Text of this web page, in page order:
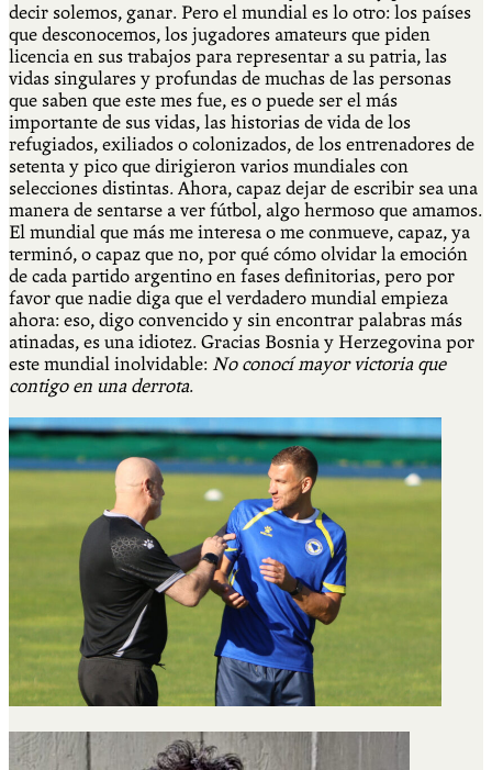
decir solemos, ganar. Pero el mundial es lo otro: los países
que desconocemos, los jugadores amateurs que piden
licencia en sus trabajos para representar a su patria, las
vidas singulares y profundas de muchas de las personas
que saben que este mes fue, es o puede ser el más
importante de sus vidas, las historias de vida de los
refugiados, exiliados o colonizados, de los entrenadores de
setenta y pico que dirigieron varios mundiales con
selecciones distintas. Ahora, capaz dejar de escribir sea una
manera de sentarse a ver fútbol, algo hermoso que amamos.
El mundial que más me interesa o me conmueve, capaz, ya
terminó, o capaz que no, por qué cómo olvidar la emoción
de cada partido argentino en fases definitorias, pero por
favor que nadie diga que el verdadero mundial empieza
ahora: eso, digo convencido y sin encontrar palabras más
atinadas, es una idiotez. Gracias Bosnia y Herzegovina por
este mundial inolvidable: No conocí mayor victoria que
contigo en una derrota.